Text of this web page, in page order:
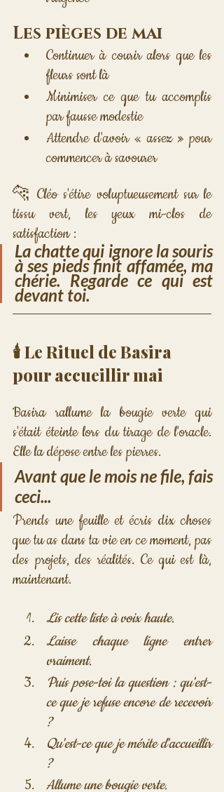
Les pièges de mai
Continuer à courir alors que les
fleurs sont là
Minimiser ce que tu accomplis
par fausse modestie
Attendre d'avoir « assez » pour
commencer à savourer
🐆 Cléo s'étire voluptueusement sur le
tissu vert, les yeux mi-clos de
satisfaction :
La chatte qui ignore la souris
à ses pieds finit affamée, ma
chérie. Regarde ce qui est
devant toi.
🕯️ Le Rituel de Basira
pour accueillir mai
Basira rallume la bougie verte qui
s'était éteinte lors du tirage de l'oracle.
Elle la dépose entre les pierres.
Avant que le mois ne file, fais
ceci...
Prends une feuille et écris dix choses
que tu as dans ta vie en ce moment, pas
des projets, des réalités. Ce qui est là,
maintenant.
Lis cette liste à voix haute.
Laisse chaque ligne entrer
vraiment.
Puis pose-toi la question : qu'est-
ce que je refuse encore de recevoir
?
Qu'est-ce que je mérite d'accueillir
?
Allume une bougie verte.